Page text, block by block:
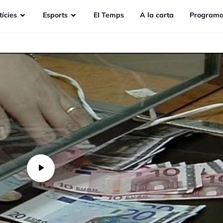
Esports EI Temps A la carta